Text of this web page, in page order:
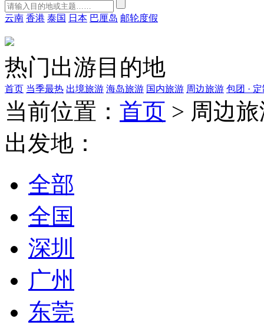
云南 香港 泰国 日本 巴厘岛 邮轮度假
热门出游目的地
首页 当季最热 出境旅游 海岛旅游 国内旅游 周边旅游 包团 ·
当前位置： 首页 > 周边
出发地：
全部
全国
深圳
广州
东莞